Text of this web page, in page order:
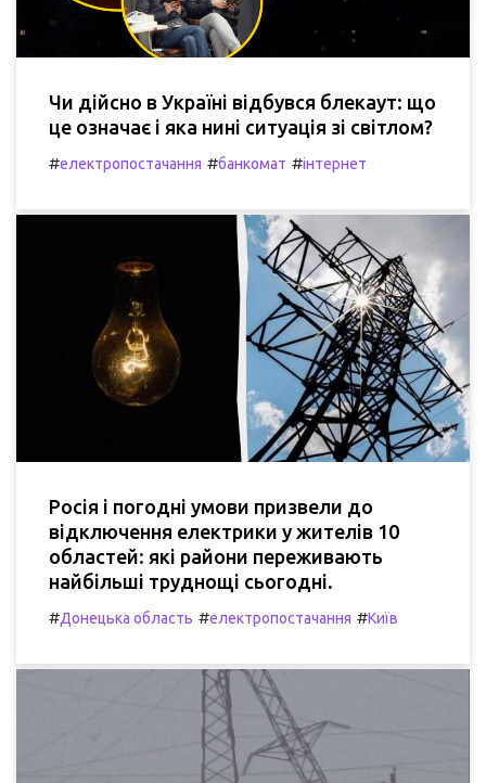
Чи дійсно в Україні відбувся блекаут: що
це означає і яка нині ситуація зі світлом?
#електропостачання #банкомат #інтернет
Росія і погодні умови призвели до
відключення електрики у жителів 10
областей: які райони переживають
найбільші труднощі сьогодні.
#Донецька область #електропостачання #Київ